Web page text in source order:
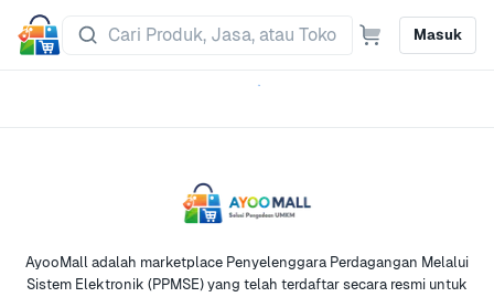
Masuk
AyooMall adalah marketplace Penyelenggara Perdagangan Melalui
Sistem Elektronik (PPMSE) yang telah terdaftar secara resmi untuk